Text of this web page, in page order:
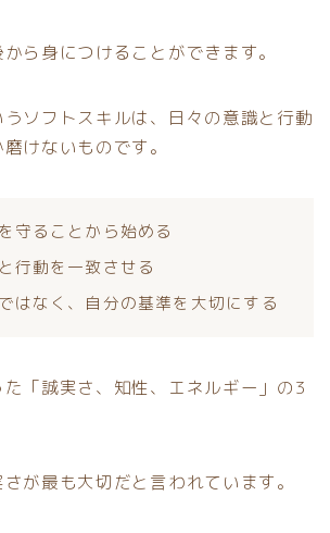
ら身につけることができます。
ソフトスキルは、日々の意識と行動
けないものです。
守ることから始める
行動を一致させる
はなく、自分の基準を大切にする
「誠実さ、知性、エネルギー」の3
が最も大切だと言われています。